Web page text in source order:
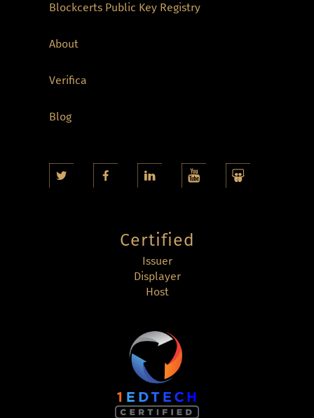
Blockcerts Public Key Registry
About
Verifica
Blog
Certified
Issuer
Displayer
Host